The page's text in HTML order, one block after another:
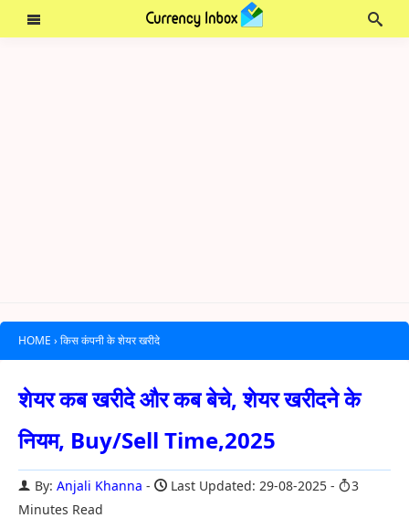
HOME › किस कंपनी के शेयर खरीदे
शेयर कब खरीदे और कब बेचे, शेयर खरीदने के
नियम, Buy/Sell Time,2025
By: Anjali Khanna Last Updated: 29-08-2025
3
Minutes Read